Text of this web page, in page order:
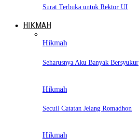
Surat Terbuka untuk Rektor UI
HIKMAH
Hikmah
Seharusnya Aku Banyak Bersyukur
Hikmah
Secuil Catatan Jelang Romadhon
Hikmah